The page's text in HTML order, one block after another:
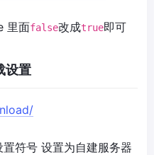
里面false改成true即可
设置
符号 设置为自建服务器